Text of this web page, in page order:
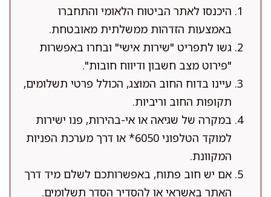
היכנסו לאתר הביטוח הלאומי והתחברו
באמצעות הזדהות ממשלתית מאובטחת.
גשו לתפריט "שירות אישי" ובחרו באפשרות
"פירוט מצב חשבון ודיווח חובות".
עיינו בדוח החוב המוצג, הכולל פרטי תשלומים,
תקופות החוב וריביות.
במקרה של שגיאה או אי-בהירות, פנו ישירות
למוקד הטלפוני 6050* או דרך מערכת הפניות
המקוונת.
אם יש חוב פתוח, באפשרותכם לשלם מיד דרך
האתר באשראי או להסדיר הסדר תשלומים.